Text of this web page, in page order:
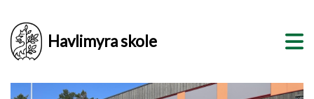
Havlimyra skole